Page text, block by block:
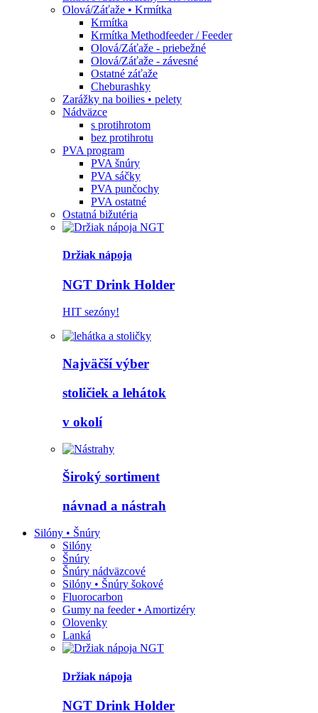
Olová/Záťaže • Krmítka
Krmítka
Krmítka Methodfeeder / Feeder
Olová/Záťaže - priebežné
Olová/Záťaže - závesné
Ostatné záťaže
Cheburashky
Zarážky na boilies • pelety
Nádväzce
s protihrotom
bez protihrotu
PVA program
PVA šnúry
PVA sáčky
PVA punčochy
PVA ostatné
Ostatná bižutéria
Držiak nápoja
NGT Drink Holder
HIT sezóny!
Najväčší výber
stoličiek a lehátok
v okolí
Široký sortiment
návnad a nástrah
Silóny • Šnúry
Silóny
Šnúry
Šnúry nádväzcové
Silóny • Šnúry šokové
Fluorocarbon
Gumy na feeder • Amortizéry
Olovenky
Lanká
Držiak nápoja
NGT Drink Holder